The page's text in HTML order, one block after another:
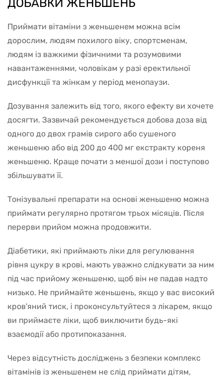
ДОБАВКИ ЖЕНЬШЕНЬ
Приймати вітаміни з женьшенем можна всім
дорослим, людям похилого віку, спортсменам,
людям із важкими фізичними та розумовими
навантаженнями, чоловікам у разі еректильної
дисфункції та жінкам у період менопаузи.
Дозування залежить від того, якого ефекту ви хочете
досягти. Зазвичай рекомендується добова доза від
одного до двох грамів сирого або сушеного
женьшеню або від 200 до 400 мг екстракту кореня
женьшеню. Краще почати з меншої дози і поступово
збільшувати її.
Тонізувальні препарати на основі женьшеню можна
приймати регулярно протягом трьох місяців. Після
перерви прийом можна продовжити.
Діабетики, які приймають ліки для регулювання
рівня цукру в крові, мають уважно слідкувати за ним
під час прийому женьшеню, щоб він не падав надто
низько. Не приймайте женьшень, якщо у вас високий
кров'яний тиск, і проконсультуйтеся з лікарем, якщо
ви приймаєте ліки, щоб виключити будь-які
взаємодії або протипоказання.
Через відсутність досліджень з безпеки комплекс
вітамінів із женьшенем не слід приймати дітям,